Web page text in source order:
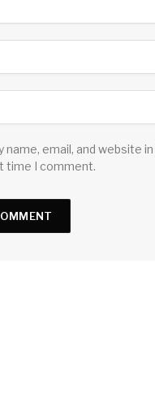
name, email, and website
time I comment.